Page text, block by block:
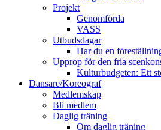
Projekt
Genomförda
VASS
Utbudsdagar
Har du en
Upprop för den fria
Kulturbudgeten: Ett
Dansare/Koreograf
Medlemskap
Bli medlem
Daglig träning
Om daglig träning